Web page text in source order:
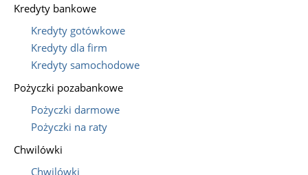
Kredyty bankowe
Kredyty gotówkowe
Kredyty dla firm
Kredyty samochodowe
Pożyczki pozabankowe
Pożyczki darmowe
Pożyczki na raty
Chwilówki
Chwilówki